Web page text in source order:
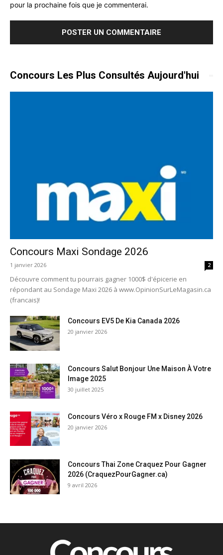
pour la prochaine fois que je commenterai.
Concours Les Plus Consultés Aujourd'hui
Concours Maxi Sondage 2026
1 janvier 2026 2
Découvre comment tu pourrais gagner 1000$ d'épicerie en
répondant au Sondage Maxi 2026 à www.OpinionSurLeMagasin.ca
(francais)!
Concours EV5 De Kia Canada 2026
20 janvier 2026
Concours Salut Bonjour Une Maison À Votre
Image 2025
30 juillet 2025
Concours Véro x Rouge FM x Disney 2026
20 janvier 2026
Concours Thai Zone Craquez Pour Gagner
2026 (CraquezPourGagner.ca)
9 avril 2026